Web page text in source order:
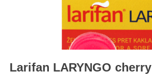
Larifan LARYNGO cherry